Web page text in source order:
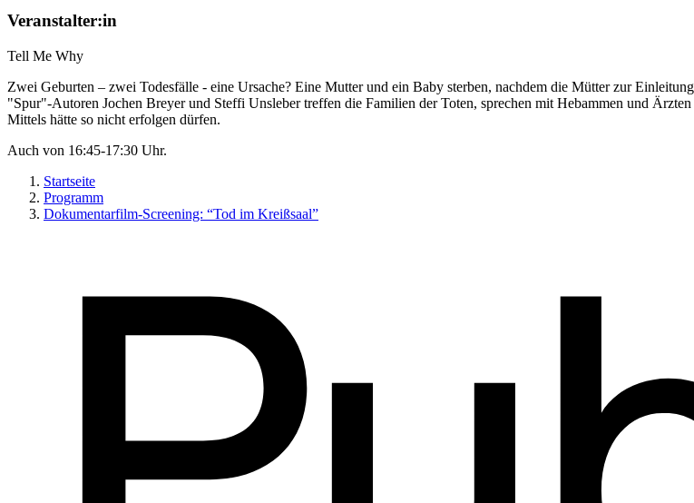
Veranstalter:in
Tell Me Why
Zwei Geburten – zwei Todesfälle - eine Ursache? Eine Mutter und ein Baby sterben, nachdem die Mütter zur
"Spur"-Autoren Jochen Breyer und Steffi Unsleber treffen die Familien der Toten, sprechen mit Hebammen und
Mittels hätte so nicht erfolgen dürfen.
Auch von 16:45-17:30 Uhr.
Startseite
Programm
Dokumentarfilm-Screening: “Tod im Kreißsaal”